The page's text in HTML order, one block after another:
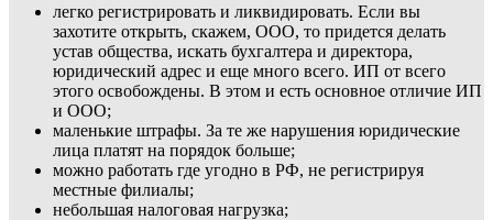
легко регистрировать и ликвидировать. Если вы
захотите открыть, скажем, ООО, то придется делать
устав общества, искать бухгалтера и директора,
юридический адрес и еще много всего. ИП от всего
этого освобождены. В этом и есть основное отличие ИП
и ООО;
маленькие штрафы. За те же нарушения юридические
лица платят на порядок больше;
можно работать где угодно в РФ, не регистрируя
местные филиалы;
небольшая налоговая нагрузка;